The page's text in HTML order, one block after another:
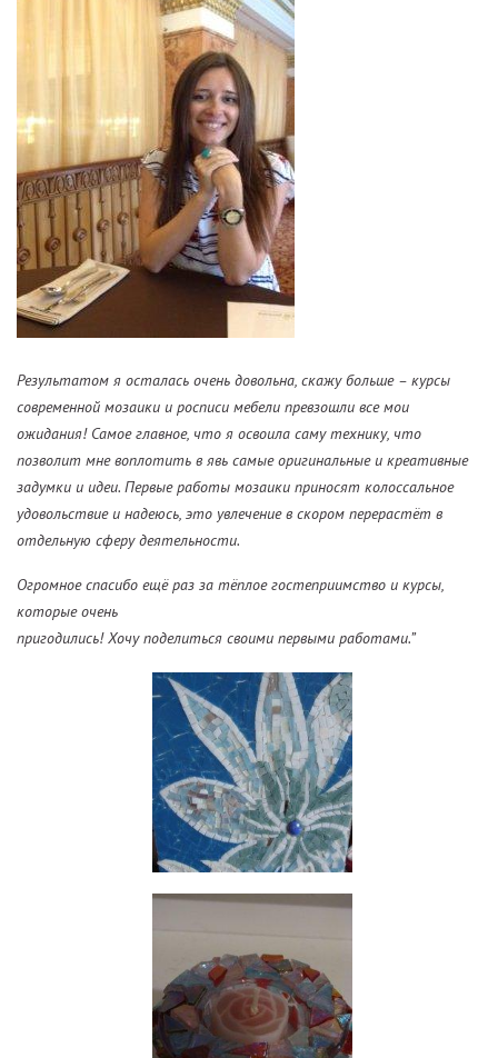
Результатом я осталась очень довольна, скажу больше – курсы
современной мозаики и росписи мебели превзoшли все мои
ожидания! Самое главное, что я освоила саму технику, что
позволит мне воплотить в явь самые оригинальные и креативные
задумки и идеи. Первые работы мозаики приносят колоссальное
удовольствие и надеюсь, это увлечение в скором перерастёт в
отдельную сферу деятельности.
Огромное спасибо ещё раз за тёплое гостеприимство и курсы,
которые очень
пригодились! Хочу поделиться своими первыми работами.”